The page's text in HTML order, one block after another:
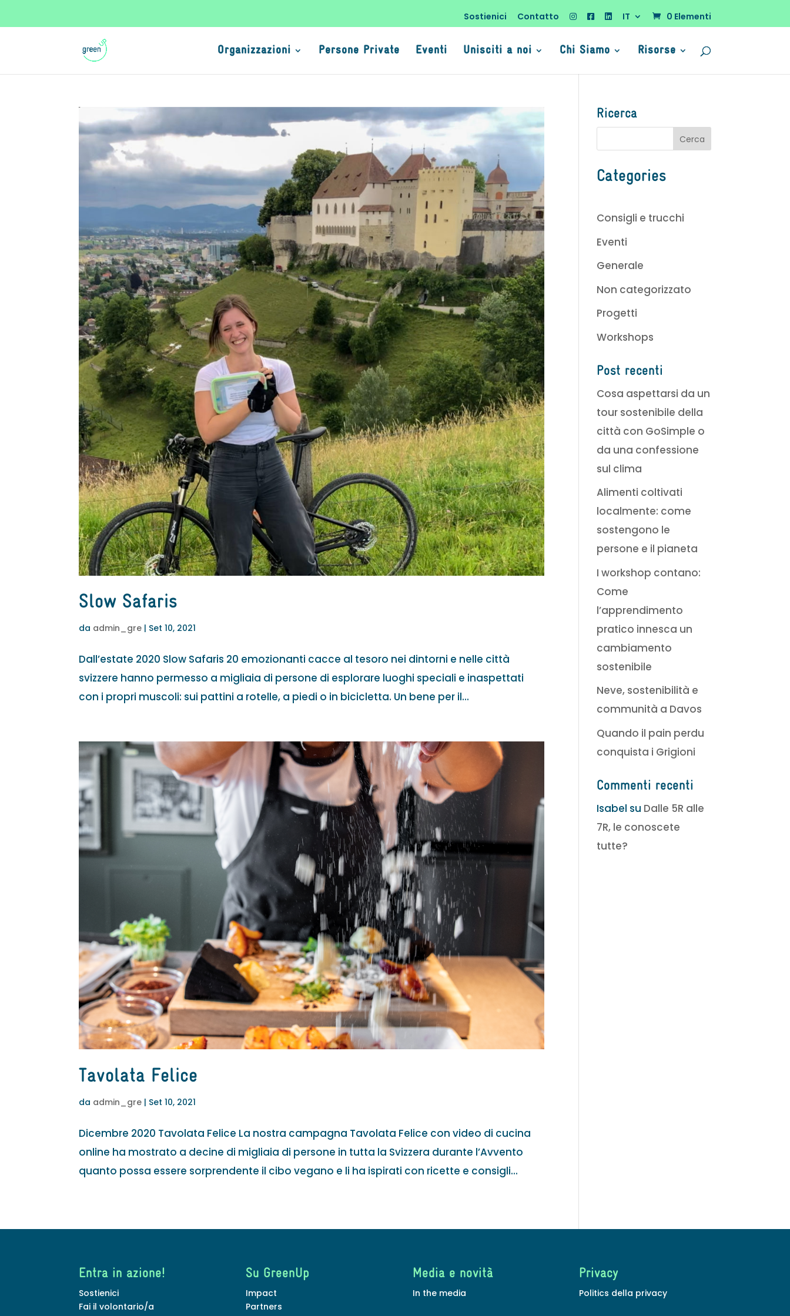
Sostienici Contatto IT 0 Elementi
Organizzazioni Persone Private Eventi Unisciti a noi Chi Siamo Risorse
Slow Safaris
da admin_gre | Set 10, 2021
Dall’estate 2020 Slow Safaris 20 emozionanti cacce al tesoro nei dintorni e nelle città
svizzere hanno permesso a migliaia di persone di esplorare luoghi speciali e inaspettati
con i propri muscoli: sui pattini a rotelle, a piedi o in bicicletta. Un bene per il...
Tavolata Felice
da admin_gre | Set 10, 2021
Dicembre 2020 Tavolata Felice La nostra campagna Tavolata Felice con video di cucina
online ha mostrato a decine di migliaia di persone in tutta la Svizzera durante l’Avvento
quanto possa essere sorprendente il cibo vegano e li ha ispirati con ricette e consigli...
Ricerca
Categories
Consigli e trucchi
Eventi
Generale
Non categorizzato
Progetti
Workshops
Post recenti
Cosa aspettarsi da un
tour sostenibile della
città con GoSimple o
da una confessione
sul clima
Alimenti coltivati
localmente: come
sostengono le
persone e il pianeta
I workshop contano:
Come
l’apprendimento
pratico innesca un
cambiamento
sostenibile
Neve, sostenibilità e
communità a Davos
Quando il pain perdu
conquista i Grigioni
Commenti recenti
Isabel su Dalle 5R alle
7R, le conoscete
tutte?
Entra in azione!
Sostienici
Fai il volontario/a
Su GreenUp
Impact
Partners
Media e novità
In the media
Privacy
Politics della privacy